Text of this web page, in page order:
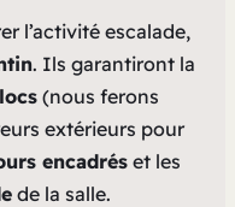
l’activité escalade,
. Ils garantiront la
(nous ferons
extérieurs pour
encadrés et les
de la salle.